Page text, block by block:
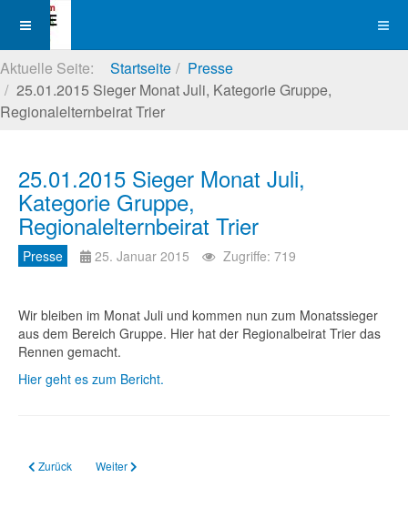
Aktuelle Seite: Startseite
Presse
25.01.2015 Sieger Monat Juli, Kategorie Gruppe,
Regionalelternbeirat Trier
25.01.2015 Sieger Monat Juli,
Kategorie Gruppe,
Regionalelternbeirat Trier
Presse 25. Januar 2015 Zugriffe: 719
Wir bleiben im Monat Juli und kommen nun zum Monatssieger
aus dem Bereich Gruppe. Hier hat der Regionalbeirat Trier das
Rennen gemacht.
Hier geht es zum Bericht.
Vorheriger Beitrag: 30.07.2019 Bildung: Gleiche Prüfung für alle? - Das
Zurück Nächster Beitrag: 02.09.2005 Mehr Ruhe in der Pädagogik
Weiter